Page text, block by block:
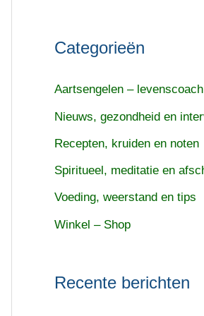
Categorieën
Aartsengelen – levenscoach
Nieuws, gezondheid en
Recepten, kruiden en noten
Spiritueel, meditatie en
Voeding, weerstand en tips
Winkel – Shop
Recente berichten